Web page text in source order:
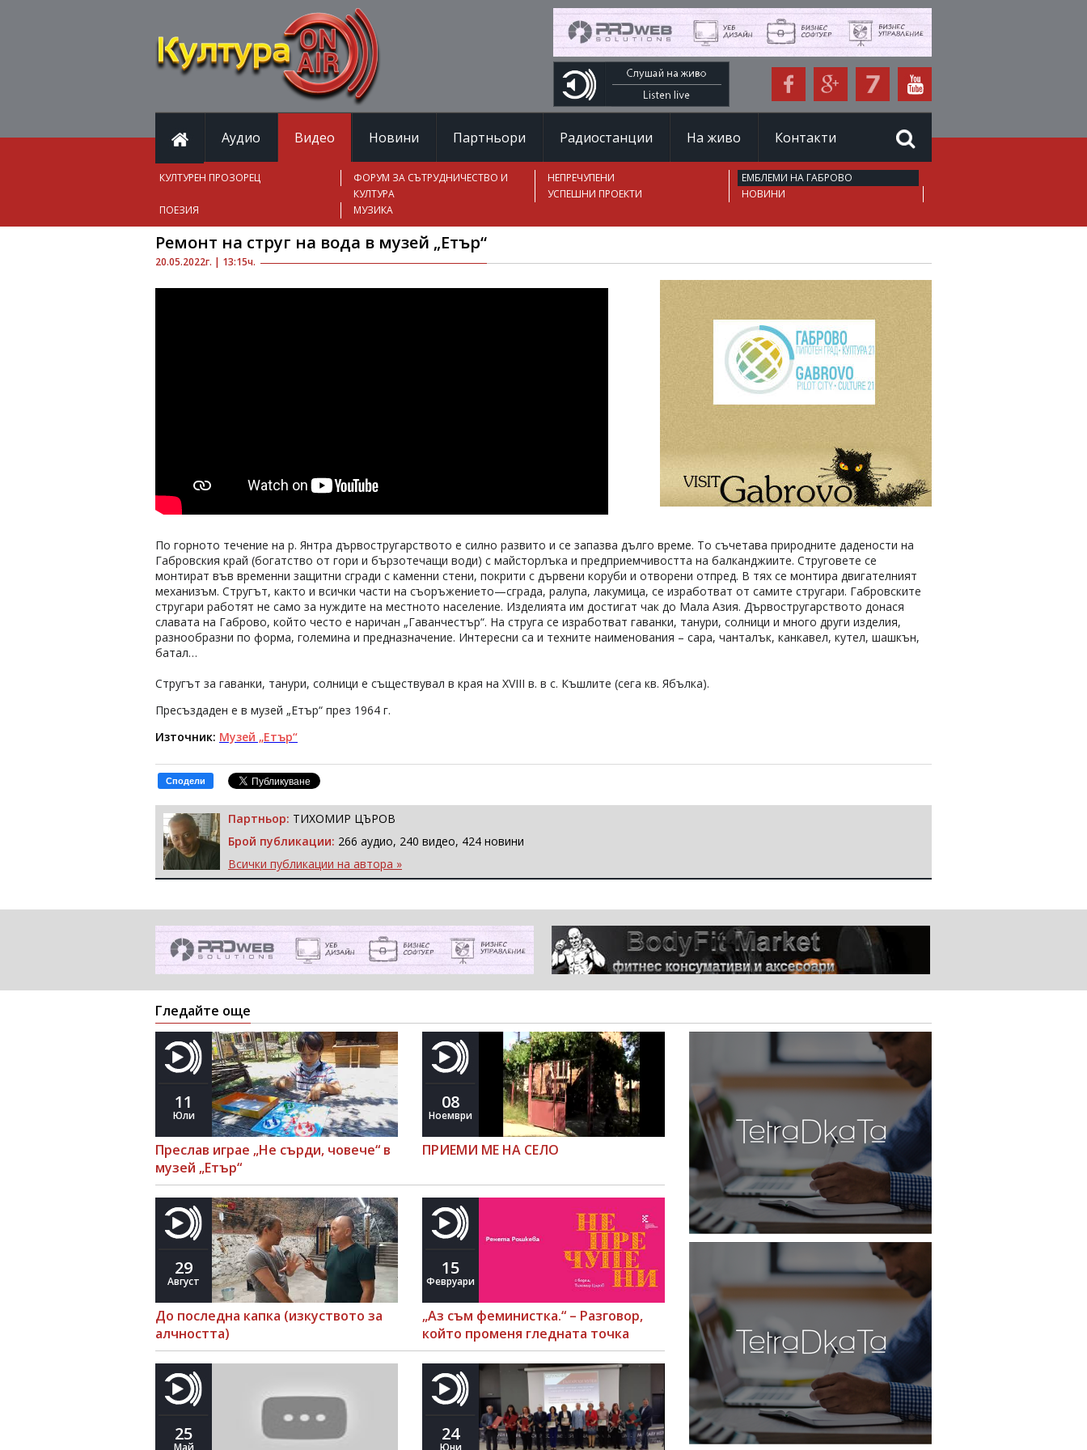
Аудио Видео Новини Партньори Радиостанции На живо Контакти
КУЛТУРЕН ПРОЗОРЕЦ
ФОРУМ ЗА СЪТРУДНИЧЕСТВО И
КУЛТУРА
НЕПРЕЧУПЕНИ
ЕМБЛЕМИ НА ГАБРОВО
УСПЕШНИ ПРОЕКТИ
НОВИНИ
ПОЕЗИЯ
МУЗИКА
20.05.2022г. | 13:15ч.
Ремонт на струг на вода в музей „Етър“
По горното течение на р. Янтра дървостругарството е силно развито и се запазва дълго време. То съчетава природните дадености на
Габровския край (богатство от гори и бързотечащи води) с майсторлъка и предприемчивостта на балканджиите. Струговете се
монтират във временни защитни сгради с каменни стени, покрити с дървени коруби и отворени отпред. В тях се монтира двигателният
механизъм. Стругът, както и всички части на съоръжението—сграда, ралупа, лакумица, се изработват от самите стругари. Габровските
стругари работят не само за нуждите на местното население. Изделията им достигат чак до Мала Азия. Дървостругарството донася
славата на Габрово, който често е наричан „Гаванчестър“. На струга се изработват гаванки, танури, солници и много други изделия,
разнообразни по форма, големина и предназначение. Интересни са и техните наименования – сара, чанталък, канкавел, кутел, шашкън,
батал…
Стругът за гаванки, танури, солници е съществувал в края на ХVІІІ в. в с. Къшлите (сега кв. Ябълка).
Пресъздаден е в музей „Етър“ през 1964 г.
Източник: Музей „Етър“
Сподели
Партньор: ТИХОМИР ЦЪРОВ
Брой публикации: 266 аудио, 240 видео, 424 новини
Всички публикации на автора »
Гледайте още
11
Юли
Преслав играе „Не сърди, човече“ в
музей „Етър“
08
Ноември
ПРИЕМИ МЕ НА СЕЛО
29
Август
До последна капка (изкуството за
алчността)
15
Февруари
„Аз съм феминистка.“ – Разговор,
който променя гледната точка
25
Май
24
Юни